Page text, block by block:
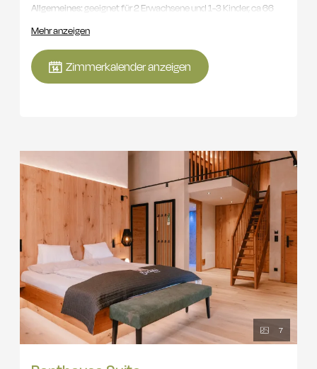
Allgemeines: geeignet für 2 Erwachsene und 1-3 Kinder, ca 66
Allgemeine Ausstattung:1 Suite mit Fliesenboden, 1
Elternzimmer mit Doppelbett 180 x 200 cm, Sitzecke,
Südbalkon mit Seeblick, Dusche, Föhn, Kosmetikspiegel, WC
Mehr anzeigen
Zimmerkalender anzeigen
7